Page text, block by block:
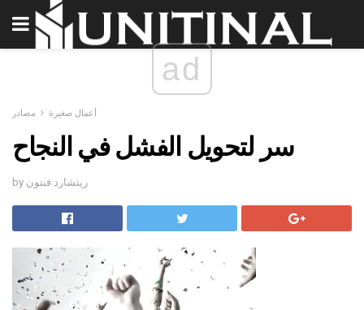
ad
أعمال صغيرة مصادر
سر لتحويل الفشل في النجاح
by ريتشارد فنتون